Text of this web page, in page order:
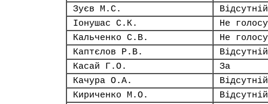
Зуєв М.С.
Відсутній
Іонушас С.К.
Не
Кальченко С.В.
Не
Каптєлов Р.В.
Відсутній
Касай Г.О.
За
Качура О.А.
Відсутній
Кириченко М.О.
Відсутній